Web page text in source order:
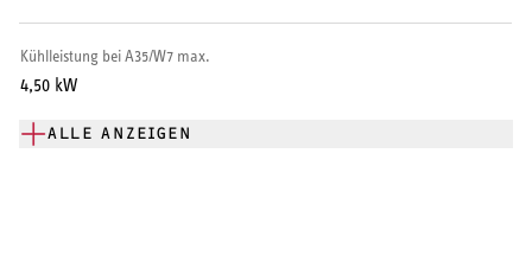
LÜFTEN
Kühlleistung bei A35/W7 max.
4,50 kW
ALLE ANZEIGEN